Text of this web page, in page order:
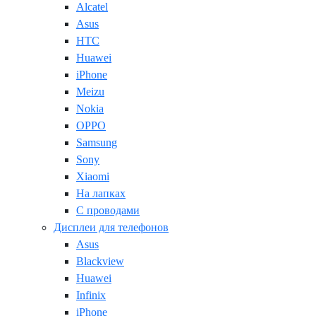
Alcatel
Asus
HTC
Huawei
iPhone
Meizu
Nokia
OPPO
Samsung
Sony
Xiaomi
На лапках
С проводами
Дисплеи для телефонов
Asus
Blackview
Huawei
Infinix
iPhone